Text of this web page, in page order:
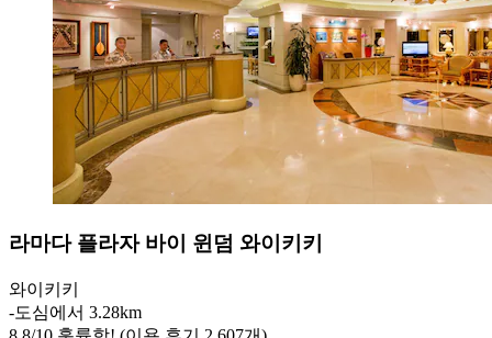
라마다 플라자 바이 윈덤 와이키키
와이키키
‐도심에서 3.28km